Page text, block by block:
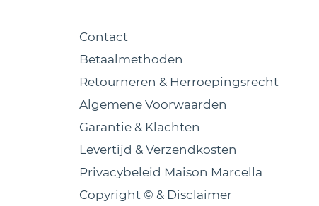
Contact
Betaalmethoden
Retourneren & Herroepingsrecht
Algemene Voorwaarden
Garantie & Klachten
Levertijd & Verzendkosten
Privacybeleid Maison Marcella
Copyright © & Disclaimer